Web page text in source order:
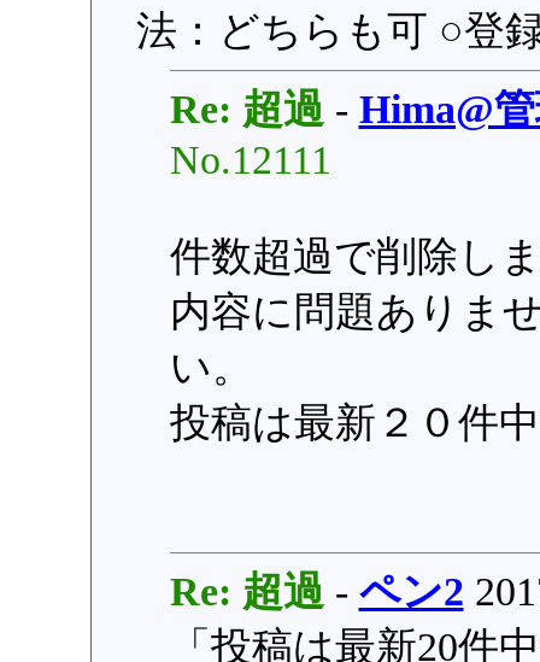
法：どちらも可 ○登
Re: 超過 - Hima@
No.12111
件数超過で削除し
内容に問題ありま
い。
投稿は最新２０件
Re: 超過 - ペン2
「投稿は最新20件